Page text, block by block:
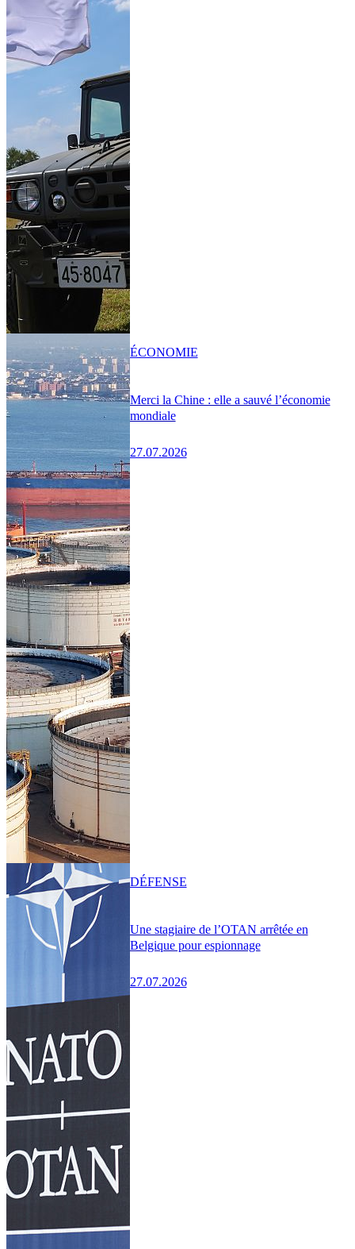
Merci la Chine : elle a sauvé l’économie
mondiale
27.07.2026
ÉCONOMIE
Une stagiaire de l’OTAN arrêtée en
Belgique pour espionnage
27.07.2026
DÉFENSE